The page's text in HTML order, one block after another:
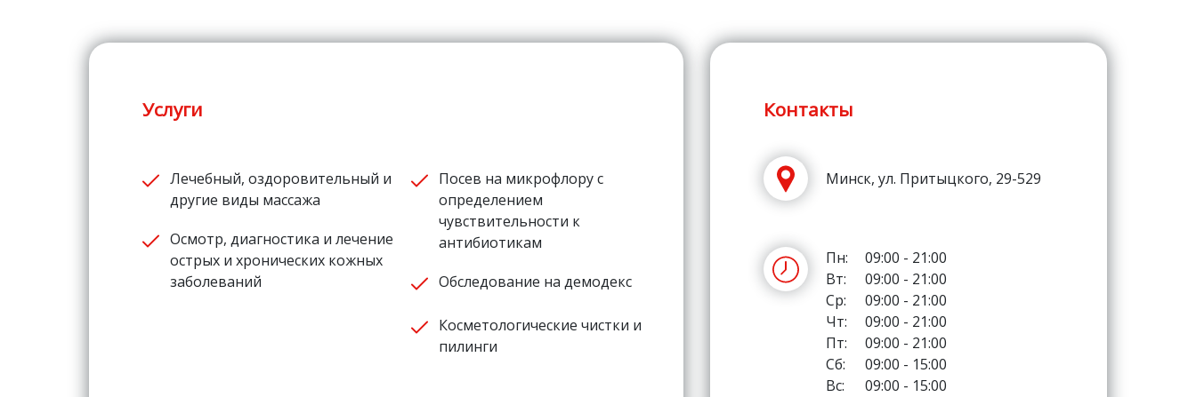
Услуги
Лечебный, оздоровительный и
другие виды массажа
Осмотр, диагностика и лечение
острых и хронических кожных
заболеваний
Посев на микрофлору с
определением
чувствительности к
антибиотикам
Обследование на демодекс
Косметологические чистки и
пилинги
Контакты
Минск, ул. Притыцкого, 29-529
Пн:
09:00 - 21:00
Вт:
09:00 - 21:00
Ср:
09:00 - 21:00
Чт:
09:00 - 21:00
Пт:
09:00 - 21:00
Сб:
09:00 - 15:00
Вс:
09:00 - 15:00